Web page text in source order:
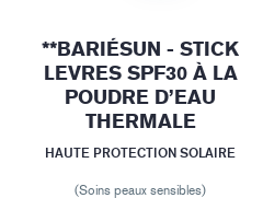
**BARIÉSUN - STICK
LEVRES SPF30 À LA
POUDRE D’EAU
THERMALE
HAUTE PROTECTION SOLAIRE
(Soins peaux sensibles)